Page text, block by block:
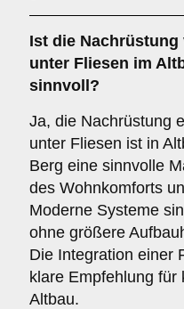
Ist die Nachrüstung
unter Fliesen im
sinnvoll?
Ja, die Nachrüstung
unter Fliesen ist in
Berg eine sinnvolle
des Wohnkomforts
Moderne Systeme
ohne größere
Die Integration einer
klare Empfehlung für
Altbau.